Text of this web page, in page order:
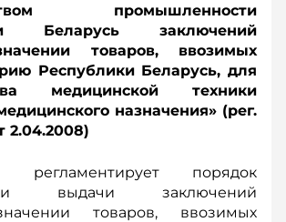
промышленности
Беларусь заключений
товаров, ввозимых
Республики Беларусь, для
медицинской техники
назначения» (рег.
2.04.2008)
регламентирует порядок
выдачи заключений
товаров, ввозимых